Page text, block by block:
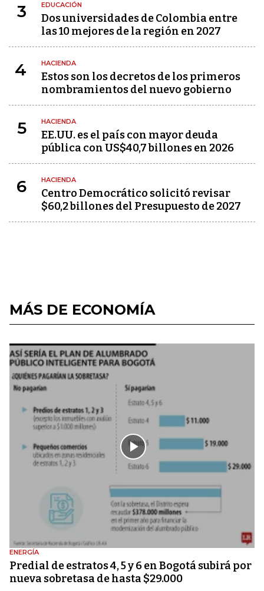
3 EDUCACIÓN
Dos universidades de Colombia entre
las 10 mejores de la región en 2027
4 HACIENDA
Estos son los decretos de los primeros
nombramientos del nuevo gobierno
5 HACIENDA
EE.UU. es el país con mayor deuda
pública con US$40,7 billones en 2026
6 HACIENDA
Centro Democrático solicitó revisar
$60,2 billones del Presupuesto de 2027
MÁS DE ECONOMÍA
ENERGÍA
Predial de estratos 4, 5 y 6 en Bogotá subirá por
nueva sobretasa de hasta $29.000